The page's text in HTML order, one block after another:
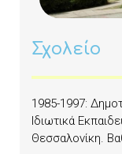
Σχολείο
1985-1997:
Ιδιωτικά
Θεσσαλονίκη.